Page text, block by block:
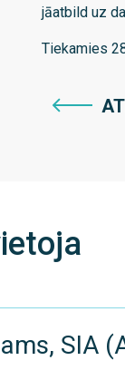
jāatbild uz
Tiekamies
SIA